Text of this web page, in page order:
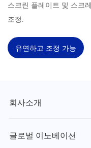
스크린 플레이트 및 스크
조정.
유연하고 조정 가능
회사소개
글로벌 이노베이션